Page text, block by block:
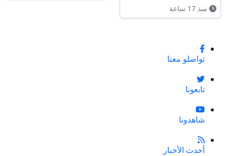
منذ 17 ساعة
تواصلو معنا
تابعونا
شاهدونا
أحدث الأخبار